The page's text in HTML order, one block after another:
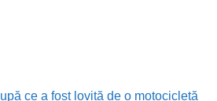
ce a fost lovită de o motocicletă